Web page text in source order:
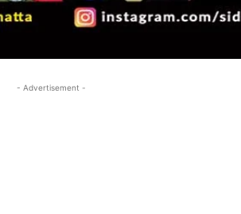
- Advertisement -